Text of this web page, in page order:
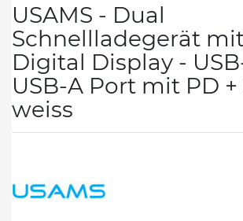
USAMS - Dual
Schnellladegerät
Digital Display -
USB-A Port mit PD +
weiss